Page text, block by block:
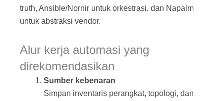
truth, Ansible/Nornir untuk orkestrasi, dan Napalm
untuk abstraksi vendor.
Alur kerja automasi yang
direkomendasikan
Sumber kebenaran
Simpan inventaris perangkat, topologi, dan